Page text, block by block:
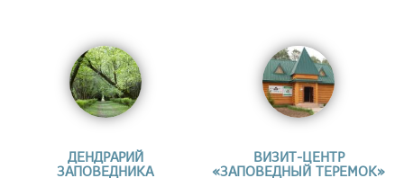
ДЕНДРАРИЙ
ЗАПОВЕДНИКА
ВИЗИТ-ЦЕНТР
«ЗАПОВЕДНЫЙ ТЕРЕМОК»